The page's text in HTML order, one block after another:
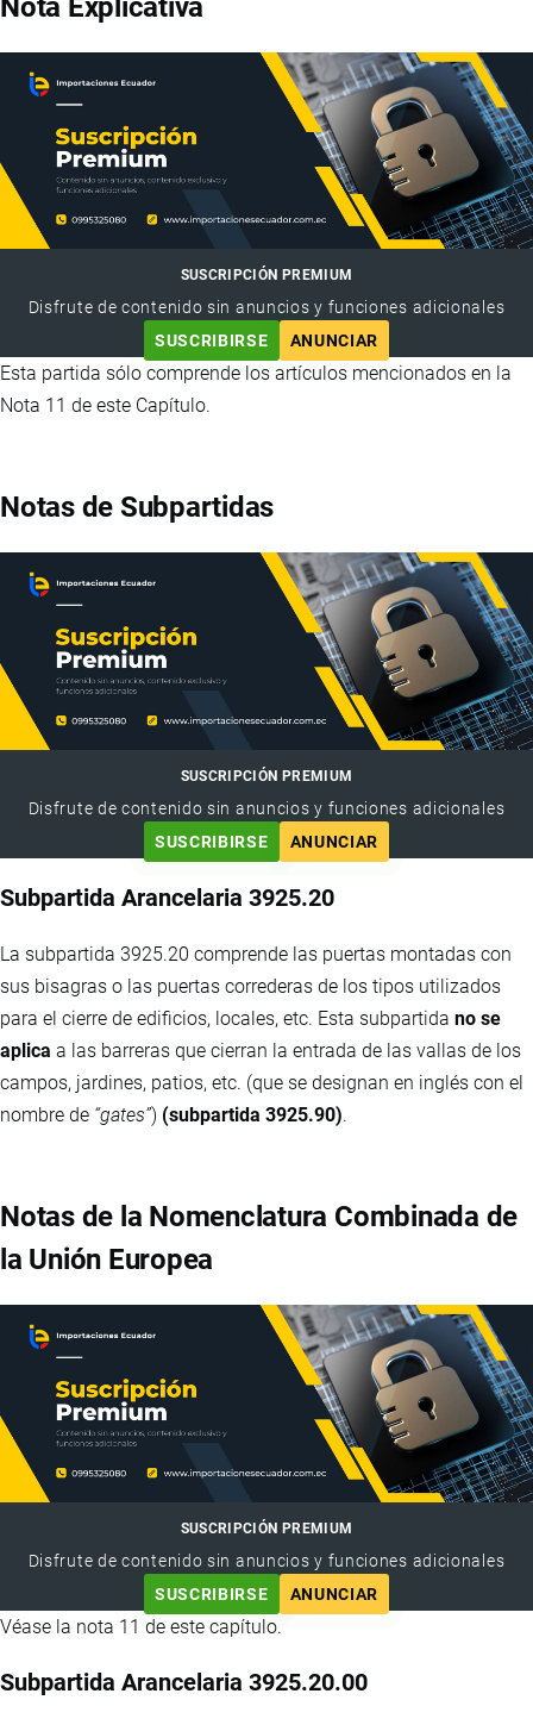
Nota Explicativa
SUSCRIPCIÓN PREMIUM
Disfrute de contenido sin anuncios y funciones adicionales
SUSCRIBIRSE
ANUNCIAR
Esta partida sólo comprende los artículos mencionados en la
Nota 11 de este Capítulo.
Notas de Subpartidas
SUSCRIPCIÓN PREMIUM
Disfrute de contenido sin anuncios y funciones adicionales
SUSCRIBIRSE
ANUNCIAR
Subpartida Arancelaria 3925.20
La subpartida 3925.20 comprende las puertas montadas con
sus bisagras o las puertas correderas de los tipos utilizados
para el cierre de edificios, locales, etc. Esta subpartida no se
aplica a las barreras que cierran la entrada de las vallas de los
campos, jardines, patios, etc. (que se designan en inglés con el
nombre de “gates”) (subpartida 3925.90).
Notas de la Nomenclatura Combinada de
la Unión Europea
SUSCRIPCIÓN PREMIUM
Disfrute de contenido sin anuncios y funciones adicionales
SUSCRIBIRSE
ANUNCIAR
Véase la nota 11 de este capítulo.
Subpartida Arancelaria 3925.20.00